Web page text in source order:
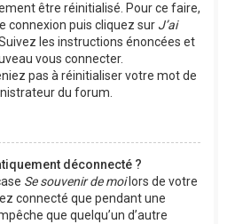
être réinitialisé. Pour ce faire,
connexion puis cliquez sur J’ai
les instructions énoncées et
vous connecter.
pas à réinitialiser votre mot de
du forum.
déconnecté ?
Se souvenir de moilors de votre
connecté que pendant une
que quelqu’un d’autre